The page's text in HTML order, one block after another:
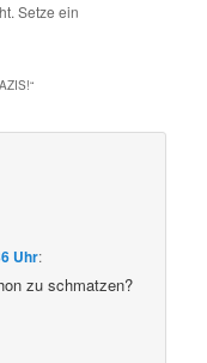
Setze ein
“
Uhr:
zu schmatzen?